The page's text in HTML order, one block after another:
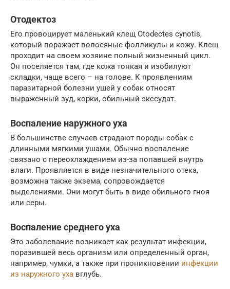
Отодектоз
Его провоцирует маленький клещ Otodectes cynotis,
который поражает волосяные фолликулы и кожу. Клещ
проходит на своем хозяине полный жизненный цикл.
Он поселяется там, где кожа тонкая и изобилуют
складки, чаще всего – на голове. К проявлениям
паразитарной болезни ушей у собак относят
выраженный зуд, корки, обильный экссудат.
Воспаление наружного уха
В большинстве случаев страдают породы собак с
длинными мягкими ушами. Обычно воспаление
связано с переохлаждением из-за попавшей внутрь
влаги. Проявляется в виде незначительного отека,
возможна также экзема, сопровождается
выделениями. Они могут быть в виде обильного гноя
или серы.
Воспаление среднего уха
Это заболевание возникает как результат инфекции,
поразившей весь организм или определенный орган,
например, чумки, а также при проникновении инфекции
из наружного уха вглубь.